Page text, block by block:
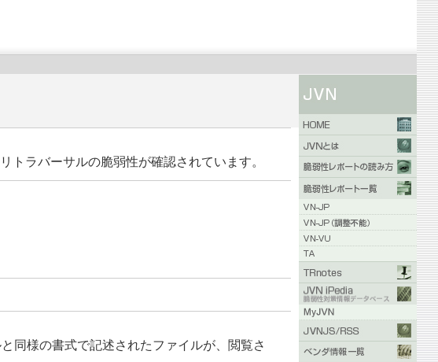
トラバーサルの脆弱性が確認されています。
同様の書式で記述されたファイルが、閲覧さ